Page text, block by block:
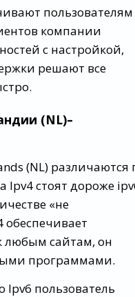
пользователям
компании
с настройкой,
решают все
(NL)–
(NL) различаются
Ipv4 стоят дороже
«не
любым сайтам, он
программами.
Ipv6 пользователь